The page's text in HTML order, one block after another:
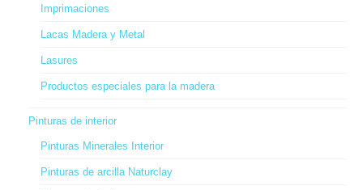
Imprimaciones
Lacas Madera y Metal
Lasures
Productos especiales para la madera
Pinturas de interior
Pinturas Minerales Interior
Pinturas de arcilla Naturclay